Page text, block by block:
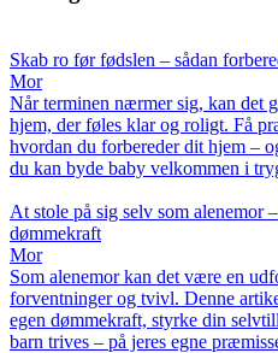
Skab ro før fødslen – sådan
Mor
Når terminen nærmer sig, kan det
hjem, der føles klar og roligt. Få
hvordan du forbereder dit hjem –
du kan byde baby velkommen i
At stole på sig selv som alenemor
dømmekraft
Mor
Som alenemor kan det være en
forventninger og tvivl. Denne
egen dømmekraft, styrke din
barn trives – på jeres egne